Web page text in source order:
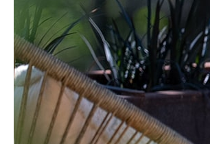
BOOKING
EN